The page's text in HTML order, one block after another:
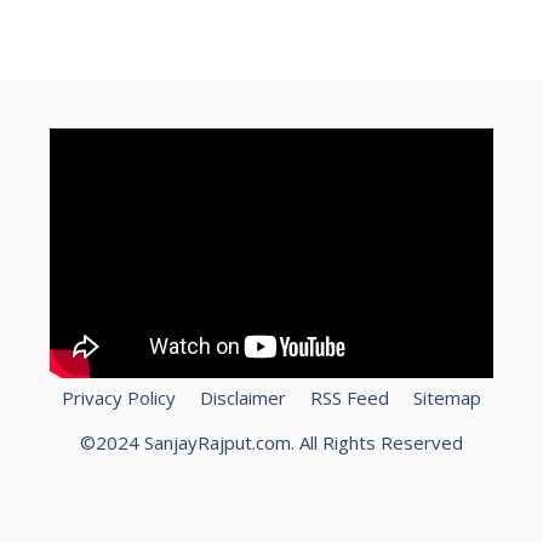
Privacy Policy Disclaimer RSS Feed
Sitemap
©2024 SanjayRajput.com. All Rights Reserved